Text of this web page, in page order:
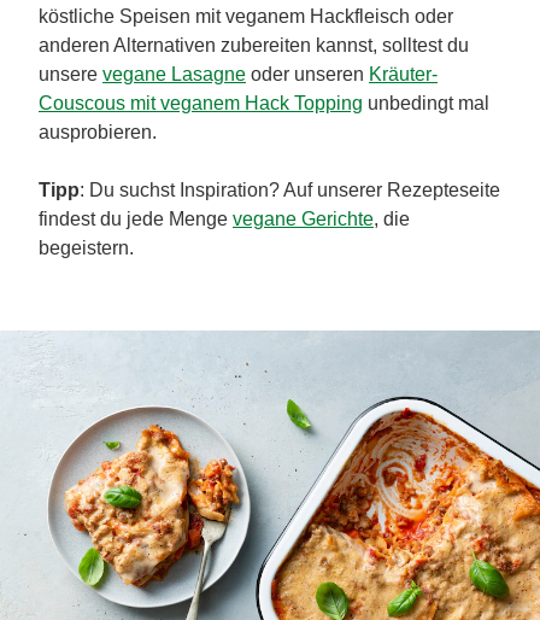
köstliche Speisen mit veganem Hackfleisch oder
anderen Alternativen zubereiten kannst, solltest du
unsere vegane Lasagne oder unseren Kräuter-
Couscous mit veganem Hack Topping unbedingt mal
ausprobieren.
Tipp: Du suchst Inspiration? Auf unserer Rezepteseite
findest du jede Menge vegane Gerichte, die
begeistern.